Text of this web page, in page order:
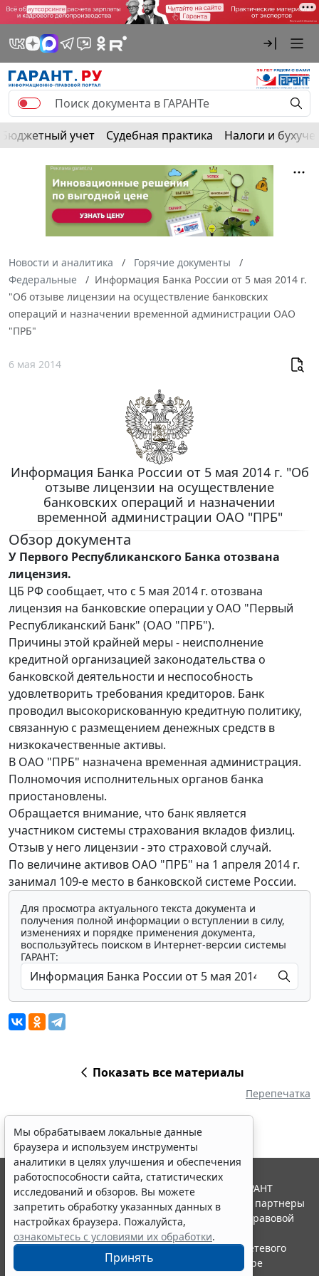
Бюджетный учет Судебная практика Налоги и
Новости и аналитика
Горячие документы
Федеральные
Информация Банка России от 5 мая 2014 г.
"Об отзыве лицензии на осуществление банковских
операций и назначении временной администрации ОАО
"ПРБ"
6 мая 2014
Информация Банка России от 5 мая 2014 г. "Об
отзыве лицензии на осуществление
банковских операций и назначении
временной администрации ОАО "ПРБ"
Обзор документа
У Первого Республиканского Банка отозвана
лицензия.
ЦБ РФ сообщает, что с 5 мая 2014 г. отозвана
лицензия на банковские операции у ОАО "Первый
Республиканский Банк" (ОАО "ПРБ").
Причины этой крайней меры - неисполнение
кредитной организацией законодательства о
банковской деятельности и неспособность
удовлетворить требования кредиторов. Банк
проводил высокорискованную кредитную политику,
связанную с размещением денежных средств в
низкокачественные активы.
В ОАО "ПРБ" назначена временная администрация.
Полномочия исполнительных органов банка
приостановлены.
Обращается внимание, что банк является
участником системы страхования вкладов физлиц.
Отзыв у него лицензии - это страховой случай.
По величине активов ОАО "ПРБ" на 1 апреля 2014 г.
занимал 109-е место в банковской системе России.
Для просмотра актуального текста документа и
получения полной информации о вступлении в силу,
изменениях и порядке применения документа,
воспользуйтесь поиском в Интернет-версии системы
ГАРАНТ:
Показать все материалы
Перепечатка
Мы обрабатываем локальные данные
браузера и используем инструменты
аналитики в целях улучшения и обеспечения
работоспособности сайта, статистических
исследований и обзоров. Вы можете
запретить обработку указанных данных в
настройках браузера. Пожалуйста,
ознакомьтесь с условиями их обработки.
Принять
© ООО "НПП "ГАРАНТ-СЕРВИС", 2026. Система ГАРАНТ
выпускается с 1990 года. Компания "Гарант" и ее партнеры
являются участниками Российской ассоциации правовой
информации ГАРАНТ.
Портал ГАРАНТ.РУ зарегистрирован в качестве сетевого
издания Федеральной службой по надзору в сфере